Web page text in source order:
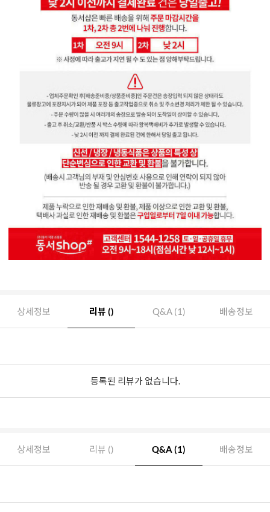
상세정보 리뷰 () Q&A (1) 배송정보
등록된 리뷰가 없습니다.
상세정보 리뷰 () Q&A (1) 배송정보